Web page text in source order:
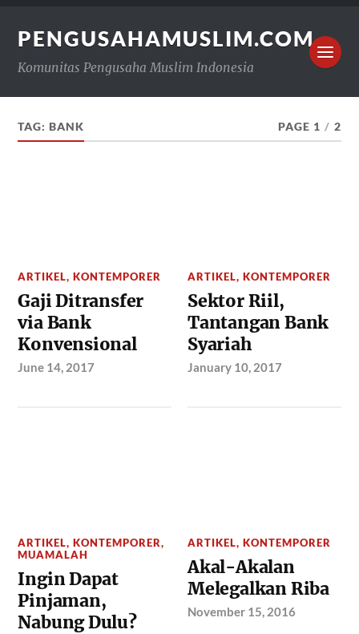
PENGUSAHAMUSLIM.COM
Komunitas Pengusaha Muslim Indonesia
TAG:BANK PAGE 1 / 2
ARTIKEL,KONTEMPORER
Gaji Ditransfer
via Bank
Konvensional
June 14, 2017
ARTIKEL,KONTEMPORER
Sektor Riil,
Tantangan Bank
Syariah
January 10, 2017
ARTIKEL,KONTEMPORER,
MUAMALAH
Ingin Dapat
Pinjaman,
Nabung Dulu?
ARTIKEL,KONTEMPORER
Akal-Akalan
Melegalkan Riba
November 15, 2016